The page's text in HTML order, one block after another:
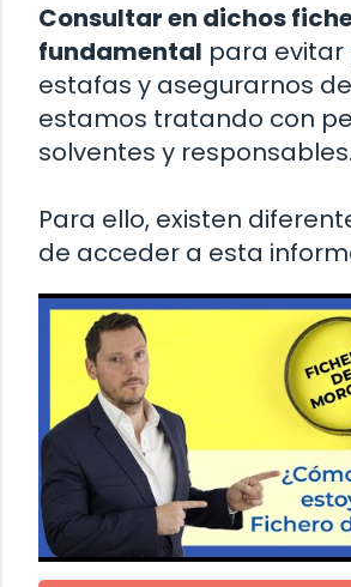
Consultar en dichos
fundamental para evitar
estafas y asegurarnos
estamos tratando con
solventes y responsables.
Para ello, existen
de acceder a esta